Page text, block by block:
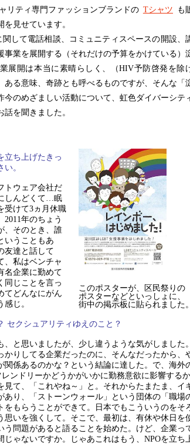
リティ専門ファッションブランドの Tシャツ
も
見せています。
して電話相談、コミュニティスペースの開設、
事業を展開する（それだけの予算をかけている）
展開は本当に素晴らしく、（HIV予防啓発を除
ある意味、奇跡とも呼べるものですが、そんな「
今のめざましい活動について、虹色ダイバーシテ
を聞きました。
このポスターが、区民祭りの
ポスターなどといっしょに、
街中の掲示板に貼られました。
ち上げたきっ
。
トウェア会社だ
しんどくて…眠
受けて3ヵ月休職
年のちょう
、そのとき、誰
いうこともあ
友達と話して
、私はベンチャ
名企業に勤めて
同じことを言っ
てどんなにがん
じ。
クシュアリティゆえのこと？
と思いましたが、少し違うような気がしました。
かりしてる企業だったのに、そんなだったから、
関係あるのかな？という結論に達した。で、海外
ンドリーかどうかがいかに勤務意欲に影響するか
見て、「これやね～」と。それからたまたま、イ
あり、「ストーンウォール」という団体の「職場
をもらうことができて。日本でもこういうのをそ
思いを強くして。そこで、最初は、有休や休日を
う問題があると語ることを始めた。けど、企業っ
じゃないですか。じゃあこれはもう、NPOを立ち